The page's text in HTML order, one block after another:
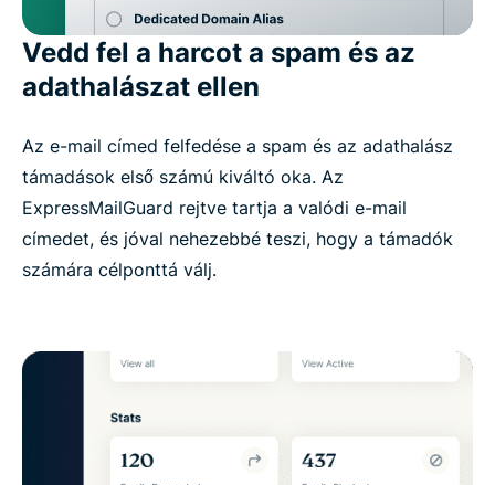
Vedd fel a harcot a spam és az
adathalászat ellen
Az e-mail címed felfedése a spam és az adathalász
támadások első számú kiváltó oka. Az
ExpressMailGuard rejtve tartja a valódi e-mail
címedet, és jóval nehezebbé teszi, hogy a támadók
számára célponttá válj.